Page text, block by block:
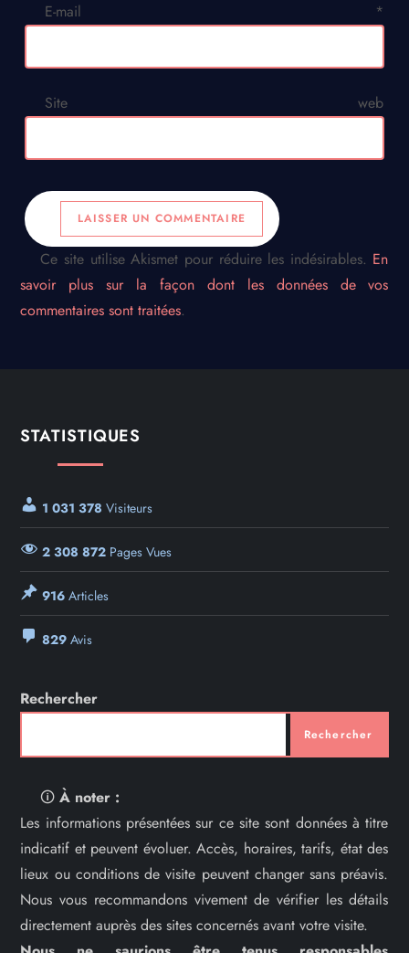
E-mail *
Site web
Ce site utilise Akismet pour réduire les indésirables. En
savoir plus sur la façon dont les données de vos
commentaires sont traitées.
STATISTIQUES
1 031 378 Visiteurs
2 308 872 Pages Vues
916 Articles
829 Avis
Rechercher
Rechercher
🛈À noter :
Les informations présentées sur ce site sont données à titre
indicatif et peuvent évoluer. Accès, horaires, tarifs, état des
lieux ou conditions de visite peuvent changer sans préavis.
Nous vous recommandons vivement de vérifier les détails
directement auprès des sites concernés avant votre visite.